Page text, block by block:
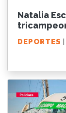
Natalia
DEPORTES